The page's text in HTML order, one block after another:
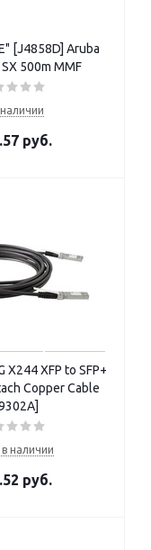
[J4858D] Aruba
SX 500m MMF
руб.
X244 XFP to SFP+
Copper Cable
наличии
руб.